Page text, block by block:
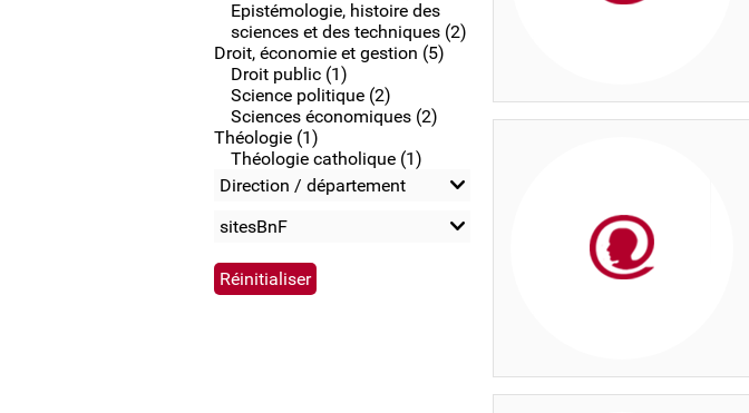
Epistémologie, histoire des
sciences et des techniques (2)
Droit, économie et gestion (5)
Droit public (1)
Science politique (2)
Sciences économiques (2)
Théologie (1)
Théologie catholique (1)
Direction / département
sitesBnF